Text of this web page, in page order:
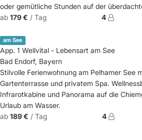
oder gemütliche Stunden auf der
ab 179 € / Tag 4
am See
App. 1 Wellvital - Lebensart am See
Bad Endorf, Bayern
Stilvolle Ferienwohnung am Pelhamer See
Gartenterrasse und privatem Spa.
Infrarotkabine und Panorama auf die
Urlaub am Wasser.
ab 189 € / Tag 4